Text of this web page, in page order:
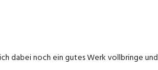
dabei noch ein gutes Werk vollbringe